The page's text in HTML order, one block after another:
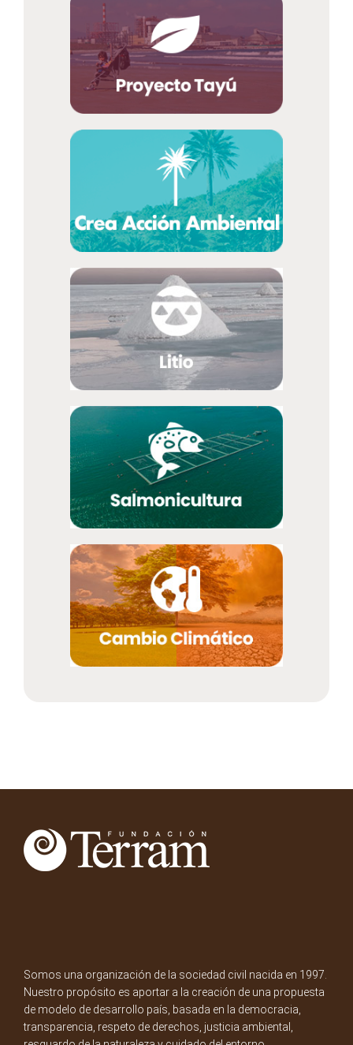
Somos una organización de la sociedad civil nacida en 1997.
Nuestro propósito es aportar a la creación de una propuesta
de modelo de desarrollo país, basada en la democracia,
transparencia, respeto de derechos, justicia ambiental,